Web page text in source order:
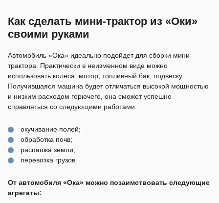
Как сделать мини-трактор из «Оки»
своими руками
Автомобиль «Ока» идеально подойдет для сборки мини-
трактора. Практически в неизменном виде можно
использовать колеса, мотор, топливный бак, подвеску.
Получившаяся машина будет отличаться высокой мощностью
и низким расходом горючего, она сможет успешно
справляться со следующими работами:
окучивание полей;
обработка почв;
распашка земли;
перевозка грузов.
От автомобиля «Ока» можно позаимствовать следующие
агрегаты: